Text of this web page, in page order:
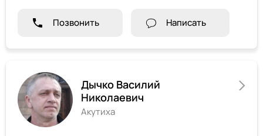
Позвонить Написать
Дычко Василий
Николаевич
Акутиха